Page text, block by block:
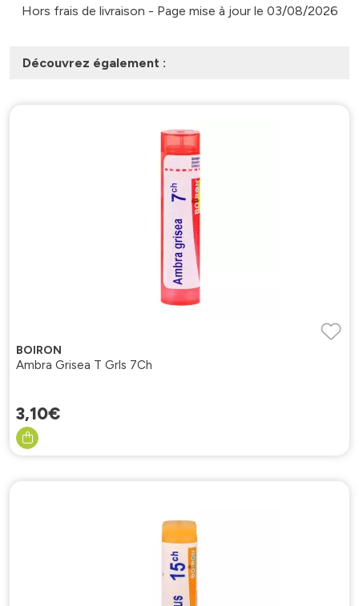
Hors frais de livraison - Page mise à jour le 03/08/2026
Découvrez également :
BOIRON
Ambra Grisea T Grls 7Ch
3,10€